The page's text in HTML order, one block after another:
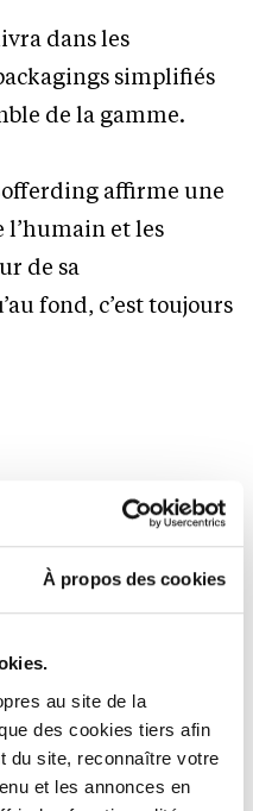
À propos des cookies
au site de la
des cookies tiers afin
du site, reconnaître votre
et les annonces en
dans les
simplifiés
de la gamme.
affirme une
et les
de sa
fond, c’est toujours